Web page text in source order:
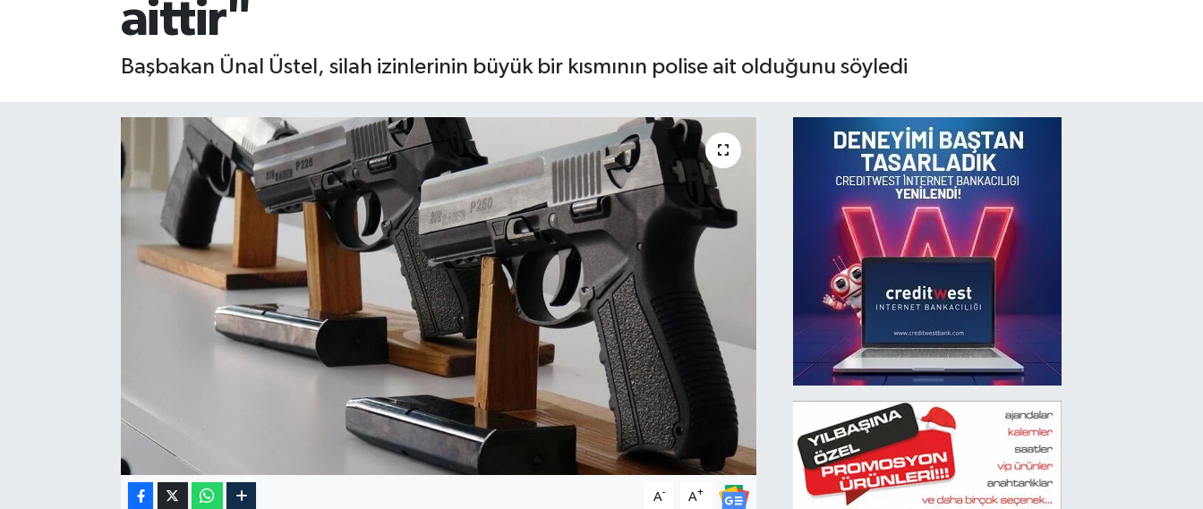
aittir"
Başbakan Ünal Üstel, silah izinlerinin büyük bir kısmının polise ait olduğunu söyledi
A- A+